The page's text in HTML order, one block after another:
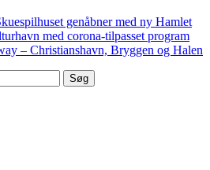
genåbner med ny Hamlet
med corona-tilpasset program
– Christianshavn, Bryggen og Halen